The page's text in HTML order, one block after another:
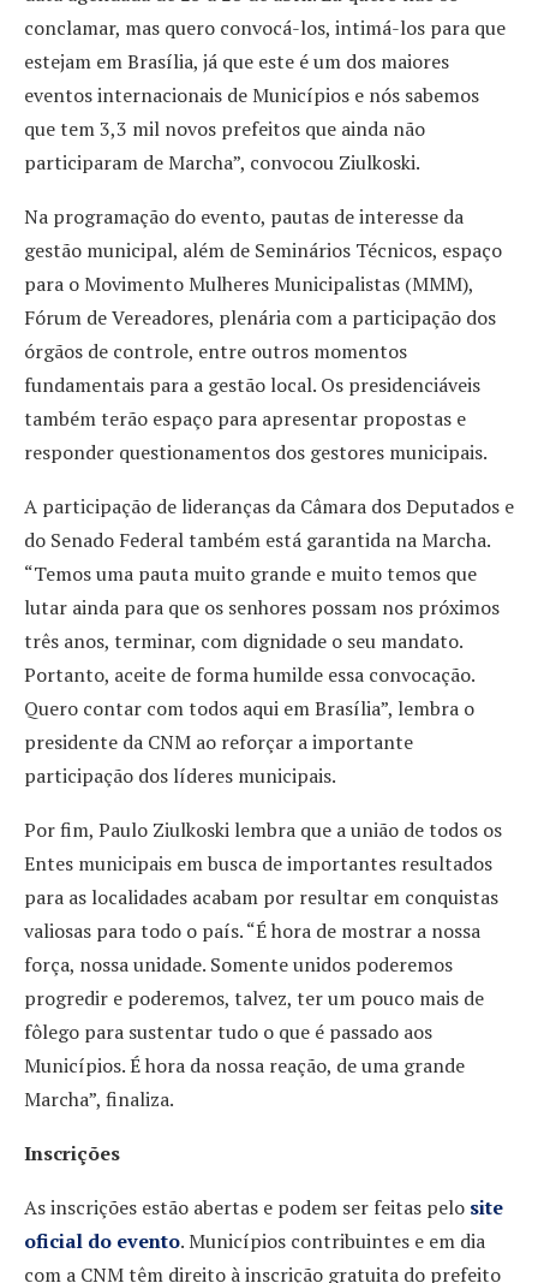
conclamar, mas quero convocá-los, intimá-los para que
estejam em Brasília, já que este é um dos maiores
eventos internacionais de Municípios e nós sabemos
que tem 3,3 mil novos prefeitos que ainda não
participaram de Marcha”, convocou Ziulkoski.
Na programação do evento, pautas de interesse da
gestão municipal, além de Seminários Técnicos, espaço
para o Movimento Mulheres Municipalistas (MMM),
Fórum de Vereadores, plenária com a participação dos
órgãos de controle, entre outros momentos
fundamentais para a gestão local. Os presidenciáveis
também terão espaço para apresentar propostas e
responder questionamentos dos gestores municipais.
A participação de lideranças da Câmara dos Deputados e
do Senado Federal também está garantida na Marcha.
“Temos uma pauta muito grande e muito temos que
lutar ainda para que os senhores possam nos próximos
três anos, terminar, com dignidade o seu mandato.
Portanto, aceite de forma humilde essa convocação.
Quero contar com todos aqui em Brasília”, lembra o
presidente da CNM ao reforçar a importante
participação dos líderes municipais.
Por fim, Paulo Ziulkoski lembra que a união de todos os
Entes municipais em busca de importantes resultados
para as localidades acabam por resultar em conquistas
valiosas para todo o país. “É hora de mostrar a nossa
força, nossa unidade. Somente unidos poderemos
progredir e poderemos, talvez, ter um pouco mais de
fôlego para sustentar tudo o que é passado aos
Municípios. É hora da nossa reação, de uma grande
Marcha”, finaliza.
Inscrições
As inscrições estão abertas e podem ser feitas pelo site
oficial do evento. Municípios contribuintes e em dia
com a CNM têm direito à inscrição gratuita do prefeito